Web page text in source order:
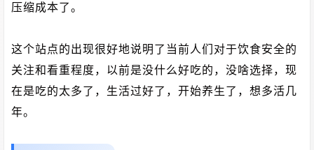
压缩成本了。
这个站点的出现很好地说明了当前人们对于饮食安全的
关注和看重程度，以前是没什么好吃的，没啥选择，现
在是吃的太多了，生活过好了，开始养生了，想多活几
年。